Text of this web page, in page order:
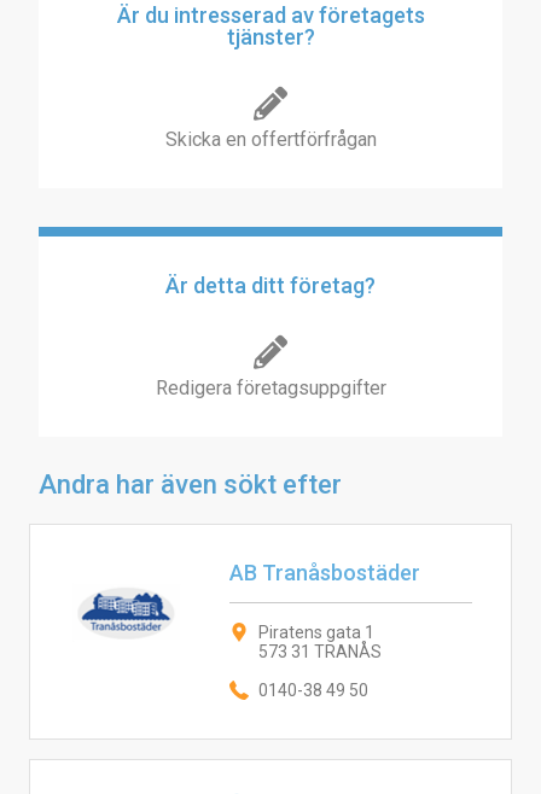
Är du intresserad av företagets
tjänster?
Skicka en offertförfrågan
Är detta ditt företag?
Redigera företagsuppgifter
Andra har även sökt efter
AB Tranåsbostäder
Piratens gata 1
573 31 TRANÅS
0140-38 49 50